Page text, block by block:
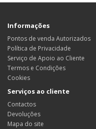
Informações
Pontos de venda Autorizados
Política de Privacidade
Serviço de Apoio ao Cliente
Termos e Condições
Cookies
Serviços ao cliente
Contactos
Devoluções
Mapa do site